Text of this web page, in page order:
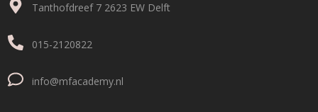
Tanthofdreef 7 2623 EW Delft
015-2120822
info@mfacademy.nl